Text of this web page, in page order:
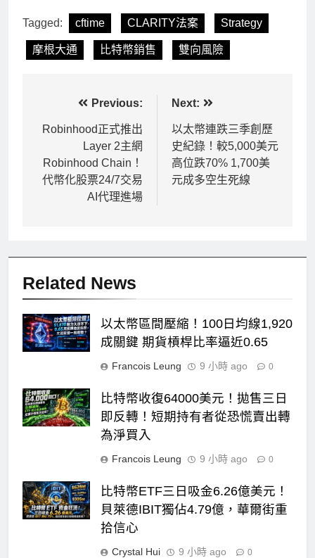
Tagged: cftime CLARITY法案 Strategy
摩根大通 比特幣銷售 雙向風險
章
導
覽
Previous:
Robinhood正式推出
Layer 2主網
Robinhood Chain！
代幣化股票24/7交易
AI代理進場
Next:
以太幣連跌三季創歷
史紀錄！較5,000美元
高位跌70% 1,700美
元成多空生死線
Related News
以太幣區間壓縮！100日均線1,920
成關鍵 期貨槓桿比率逼近0.65
Francois Leung 9 小時 ago 0
比特幣收復64000美元！拋售三日
即反轉！短期持有者從恐慌賣出轉
為淨買入
Francois Leung 9 小時 ago 0
比特幣ETF三日吸金6.26億美元！
貝萊德IBIT獨佔4.79億，華爾街重
拾信心
Crystal Hui 9 小時 ago 0